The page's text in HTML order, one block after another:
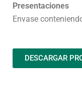
Presentaciones
Envase
DESCARGAR